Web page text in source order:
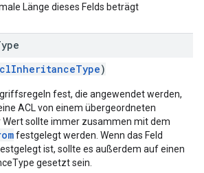
Länge dieses Felds beträgt
)
fest, die angewendet werden,
ACL von einem übergeordneten
Wert sollte immer zusammen mit dem
festgelegt werden. Wenn das Feld
ist, sollte es außerdem auf einen
gesetzt sein.